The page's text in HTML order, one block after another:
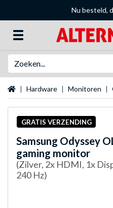
Nu besteld,
Startpagina
Hardware Monitoren
GRATIS VERZENDING
Samsung Odyssey
gaming monitor
(Zilver, 2x HDMI, 1x
240 Hz)